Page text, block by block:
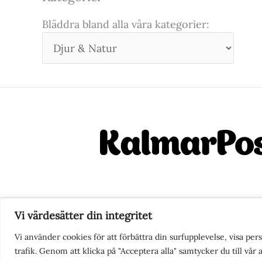
Vi värdesätter din integritet
Vi använder cookies för att förbättra din surfupplevelse, visa
trafik. Genom att klicka på "Acceptera alla" samtycker du till vår
Bläddra bland alla våra kategorier:
Nyhetstips eller frågor?